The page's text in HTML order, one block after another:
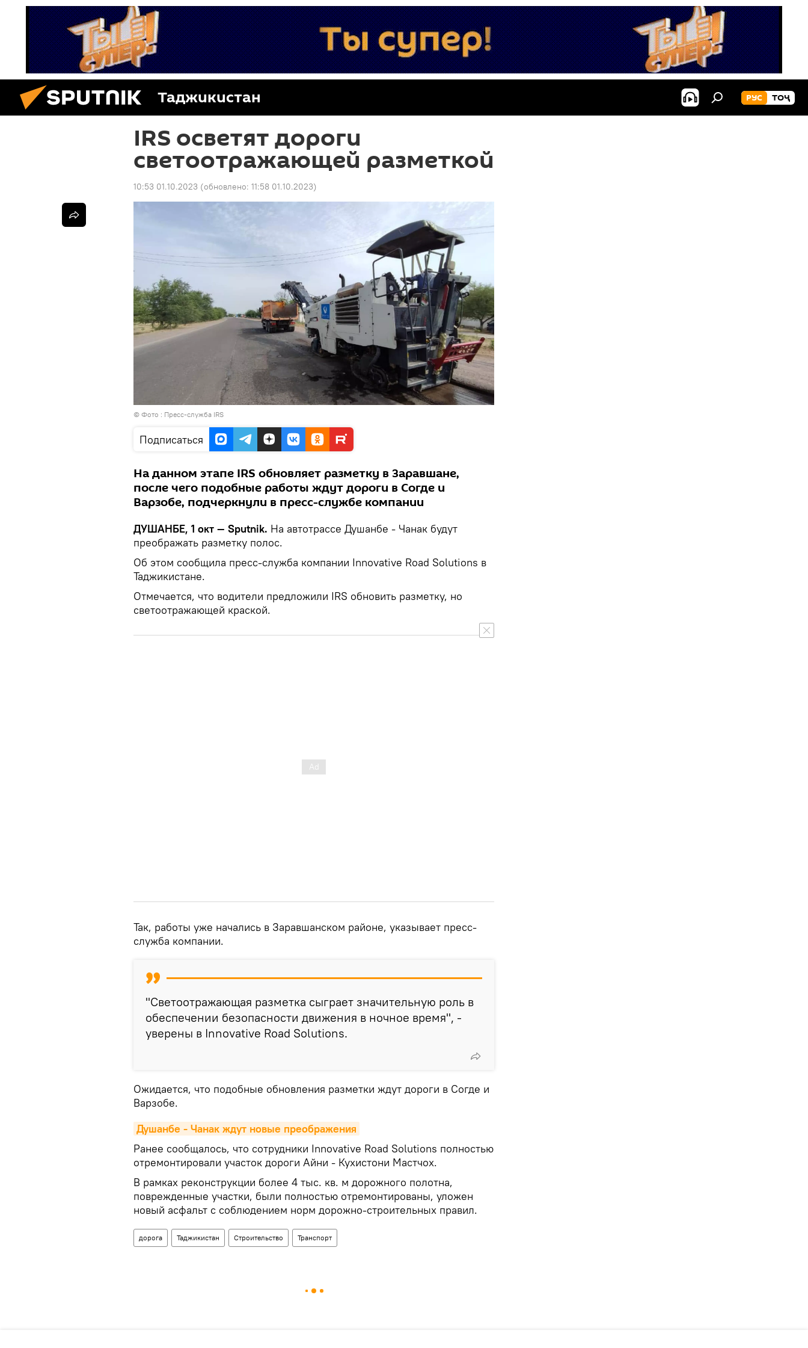
Таджикистан РУС ТОҶ
IRS осветят дороги
светоотражающей разметкой
10:53 01.10.2023 (обновлено: 11:58 01.10.2023)
© Фото : Пресс-служба IRS
Подписаться
На данном этапе IRS обновляет разметку в Заравшане,
после чего подобные работы ждут дороги в Согде и
Варзобе, подчеркнули в пресс-службе компании
ДУШАНБЕ, 1 окт — Sputnik. На автотрассе Душанбе - Чанак будут
преображать разметку полос.
Об этом сообщила пресс-служба компании Innovative Road Solutions в
Таджикистане.
Отмечается, что водители предложили IRS обновить разметку, но
светоотражающей краской.
Так, работы уже начались в Заравшанском районе, указывает пресс-
служба компании.
"Светоотражающая разметка сыграет значительную роль в
обеспечении безопасности движения в ночное время", -
уверены в Innovative Road Solutions.
Ожидается, что подобные обновления разметки ждут дороги в Согде и
Варзобе.
Душанбе - Чанак ждут новые преображения
Ранее сообщалось, что сотрудники Innovative Road Solutions полностью
отремонтировали участок дороги Айни - Кухистони Мастчох.
В рамках реконструкции более 4 тыс. кв. м дорожного полотна,
поврежденные участки, были полностью отремонтированы, уложен
новый асфальт с соблюдением норм дорожно-строительных правил.
дорога Таджикистан Строительство Транспорт